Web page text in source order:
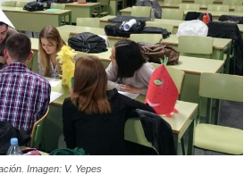
Imagen: V. Yepes